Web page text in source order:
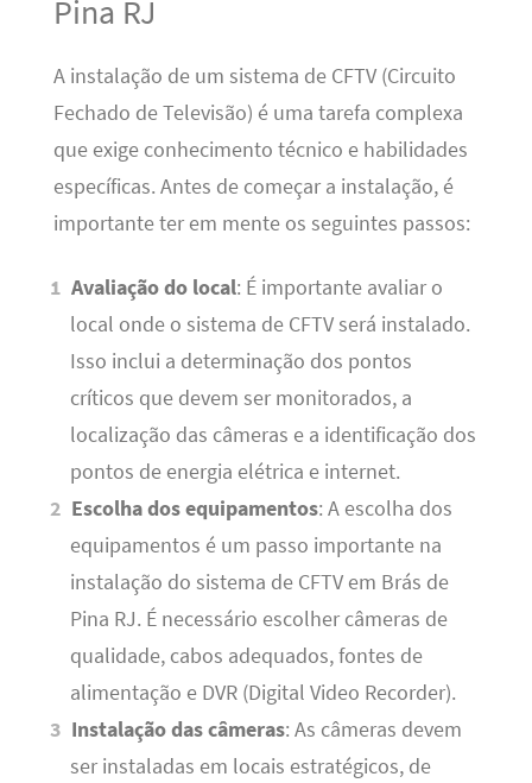
Pina RJ
A instalação de um sistema de CFTV (Circuito
Fechado de Televisão) é uma tarefa complexa
que exige conhecimento técnico e habilidades
específicas. Antes de começar a instalação, é
importante ter em mente os seguintes passos:
Avaliação do local: É importante avaliar o
local onde o sistema de CFTV será instalado.
Isso inclui a determinação dos pontos
críticos que devem ser monitorados, a
localização das câmeras e a identificação dos
pontos de energia elétrica e internet.
Escolha dos equipamentos: A escolha dos
equipamentos é um passo importante na
instalação do sistema de CFTV em Brás de
Pina RJ. É necessário escolher câmeras de
qualidade, cabos adequados, fontes de
alimentação e DVR (Digital Video Recorder).
Instalação das câmeras: As câmeras devem
ser instaladas em locais estratégicos, de